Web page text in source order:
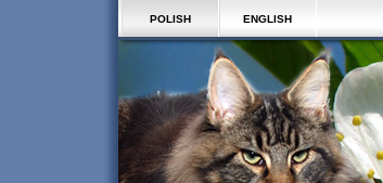
POLISH ENGLISH